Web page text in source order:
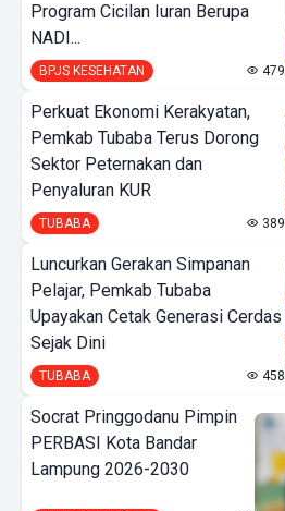
Program Cicilan Iuran Berupa
NADI...
BPJS KESEHATAN 479
Perkuat Ekonomi Kerakyatan,
Pemkab Tubaba Terus Dorong
Sektor Peternakan dan
Penyaluran KUR
TUBABA 389
Luncurkan Gerakan Simpanan
Pelajar, Pemkab Tubaba
Upayakan Cetak Generasi Cerdas
Sejak Dini
TUBABA 458
Socrat Pringgodanu Pimpin
PERBASI Kota Bandar
Lampung 2026-2030